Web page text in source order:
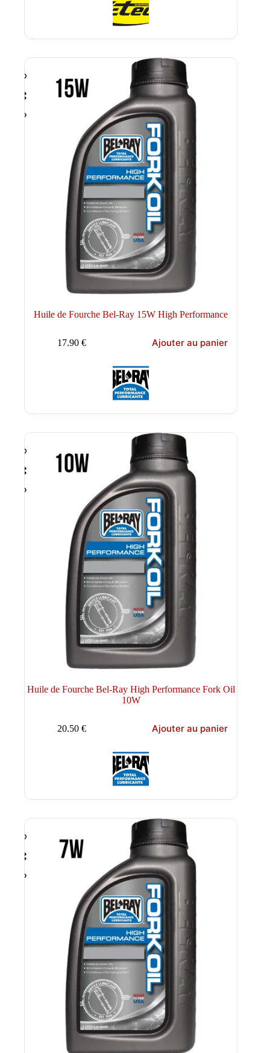
Huile de Fourche Bel-Ray 15W High Performance
17.90€ Ajouter au panier
Huile de Fourche Bel-Ray High Performance Fork Oil
10W
20.50€ Ajouter au panier